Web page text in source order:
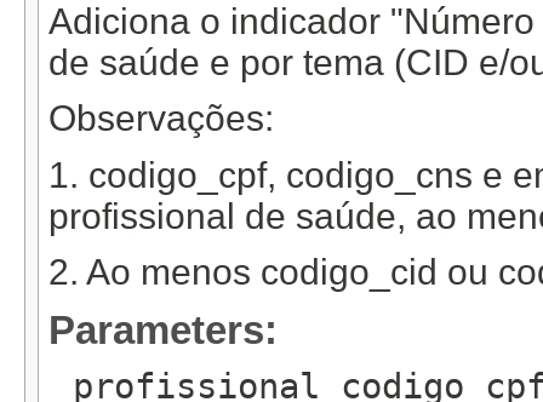
Adiciona o indicador
de saúde e por tema (CID e/
Observações:
1. codigo_cpf, codigo_cns e
profissional de saúde, ao
2. Ao menos codigo_cid ou
Parameters: